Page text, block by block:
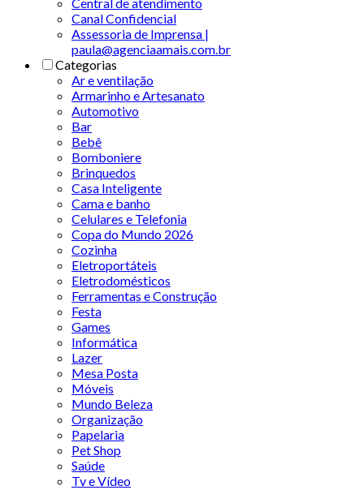
Canal Confidencial
Assessoria de Imprensa |
paula@agenciaamais.com.br
Categorias
Ar e ventilação
Armarinho e Artesanato
Automotivo
Bar
Bebê
Bomboniere
Brinquedos
Casa Inteligente
Cama e banho
Celulares e Telefonia
Copa do Mundo 2026
Cozinha
Eletroportáteis
Eletrodomésticos
Ferramentas e Construção
Festa
Games
Informática
Lazer
Mesa Posta
Móveis
Mundo Beleza
Organização
Papelaria
Pet Shop
Saúde
Tv e Vídeo